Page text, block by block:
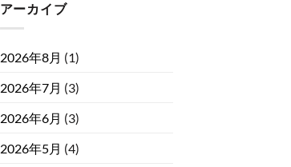
アーカイブ
2026年8月 (1)
2026年7月 (3)
2026年6月 (3)
2026年5月 (4)